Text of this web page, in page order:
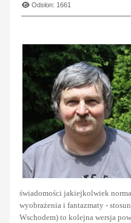
Odsłon: 1661
świadomości jakiejkolwiek
wyobrażenia i fantazmaty -
Wschodem) to kolejna wersja